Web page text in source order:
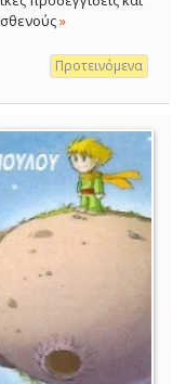
»
Προτεινόμενα